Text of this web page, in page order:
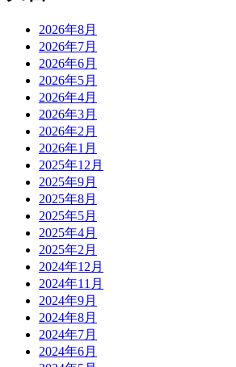
2026年8月
2026年7月
2026年6月
2026年5月
2026年4月
2026年3月
2026年2月
2026年1月
2025年12月
2025年9月
2025年8月
2025年5月
2025年4月
2025年2月
2024年12月
2024年11月
2024年9月
2024年8月
2024年7月
2024年6月